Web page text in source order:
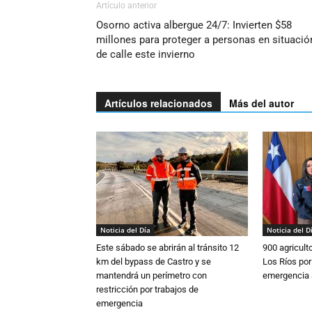
Artículo anterior
Osorno activa albergue 24/7: Invierten $58
millones para proteger a personas en
de calle este invierno
Artículos relacionados Más del autor
Noticia del Día
Este sábado se abrirán al tránsito 12
km del bypass de Castro y se
mantendrá un perímetro con
restricción por trabajos de
emergencia
Noticia del
900
Los Ríos
emergencia